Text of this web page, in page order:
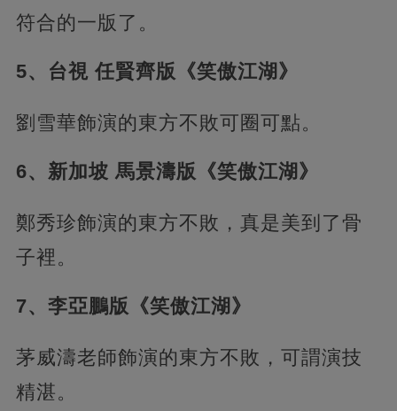
符合的一版了。
5、台視 任賢齊版《笑傲江湖》
劉雪華飾演的東方不敗可圈可點。
6、新加坡 馬景濤版《笑傲江湖》
鄭秀珍飾演的東方不敗，真是美到了骨
子裡。
7、李亞鵬版《笑傲江湖》
茅威濤老師飾演的東方不敗，可謂演技
精湛。